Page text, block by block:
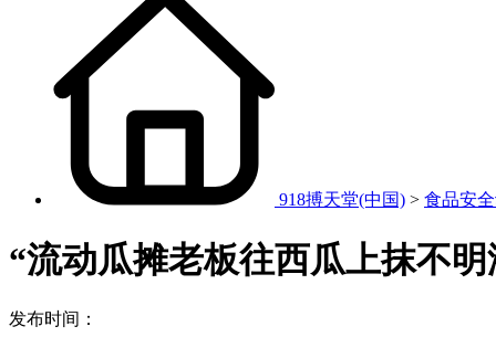
918搏天堂(中国) > 食品安
“流动瓜摊老板往西瓜上抹不
发布时间：